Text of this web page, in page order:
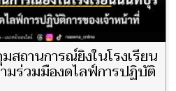
สถานการณ์ยิงในโรงเรียน
มร่วมมืองดไลฟ์การปฏิบัติ